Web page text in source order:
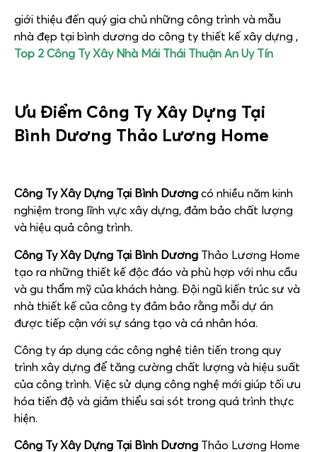
giới thiệu đến quý gia chủ những công trình và mẫu
nhà đẹp tại bình dương do công ty thiết kế xây dựng ,
Top 2 Công Ty Xây Nhà Mái Thái Thuận An Uy Tín
Ưu Điểm Công Ty Xây Dựng Tại
Bình Dương Thảo Lương Home
Công Ty Xây Dựng Tại Bình Dương có nhiều năm kinh
nghiệm trong lĩnh vực xây dựng, đảm bảo chất lượng
và hiệu quả công trình.
Công Ty Xây Dựng Tại Bình Dương Thảo Lương Home
tạo ra những thiết kế độc đáo và phù hợp với nhu cầu
và gu thẩm mỹ của khách hàng. Đội ngũ kiến trúc sư và
nhà thiết kế của công ty đảm bảo rằng mỗi dự án
được tiếp cận với sự sáng tạo và cá nhân hóa.
Công ty áp dụng các công nghệ tiên tiến trong quy
trình xây dựng để tăng cường chất lượng và hiệu suất
của công trình. Việc sử dụng công nghệ mới giúp tối ưu
hóa tiến độ và giảm thiểu sai sót trong quá trình thực
hiện.
Công Ty Xây Dựng Tại Bình Dương Thảo Lương Home